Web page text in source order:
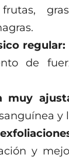
frutas,
regular:
de
muy
y
y